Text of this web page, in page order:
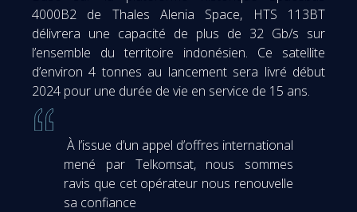
4000B2 de Thales Alenia Space, HTS 113BT
délivrera une capacité de plus de 32 Gb/s sur
l’ensemble du territoire indonésien. Ce satellite
d’environ 4 tonnes au lancement sera livré début
2024 pour une durée de vie en service de 15 ans.
À l’issue d’un appel d’offres international
mené par Telkomsat, nous sommes
ravis que cet opérateur nous renouvelle
sa confiance